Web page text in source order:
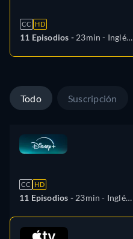
CC HD
11 Episodios - 23min - Inglés,
Todo Suscripción
CC HD
11 Episodios - 23min - Inglés,
Portugués (Brasil)